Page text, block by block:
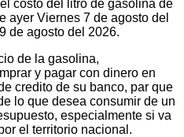
costo del litro de gasolina de
ayer Viernes 7 de agosto del
de agosto del 2026.
de la gasolina,
y pagar con dinero en
credito de su banco, par que
lo que desea consumir de un
especialmente si va
el territorio nacional.